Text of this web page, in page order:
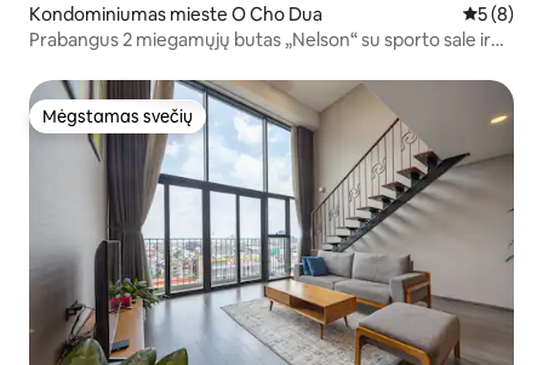
Kondominiumas mieste O Cho Dua Vidutinis
5 (8)
Prabangus 2 miegamųjų butas „Nelson“ su sporto sale ir
Mėgstamas svečių
Mėgstamas svečių